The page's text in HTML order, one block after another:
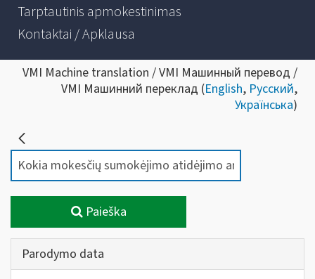
Tarptautinis apmokestinimas
Kontaktai / Apklausa
VMI Machine translation / VMI Машинный перевод /
VMI Машинний переклад (English, Русский,
Українська)
Paieška
Parodymo data